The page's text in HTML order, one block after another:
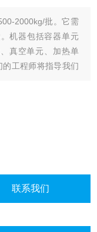
2000kg/批。它需
机器包括容器单元
真空单元、加热单
工程师将指导我们
节省干燥时间和能
联系我们